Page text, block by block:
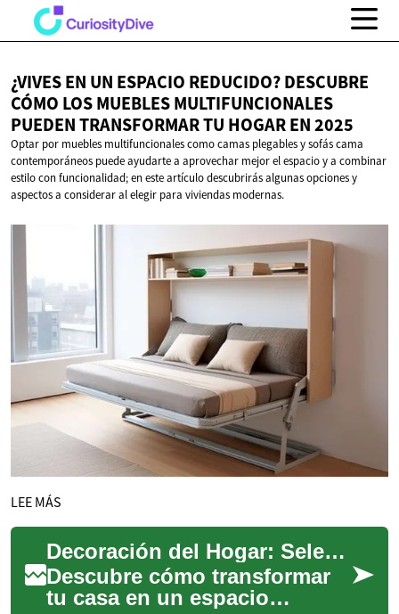
¿VIVES EN UN ESPACIO REDUCIDO? DESCUBRE
CÓMO LOS MUEBLES MULTIFUNCIONALES
PUEDEN TRANSFORMAR TU HOGAREN 2025
Optar por muebles multifuncionales como camas plegables y sofás cama
contemporáneos puede ayudarte a aprovechar mejor el espacio y a combinar
estilo con funcionalidad; en este artículo descubrirás algunas opciones y
aspectos a considerar al elegir para viviendas modernas.
LEE MÁS
Decoración del Hogar: Selección Experta de Muebles
Descubre cómo transformar
tu casa en un espacio